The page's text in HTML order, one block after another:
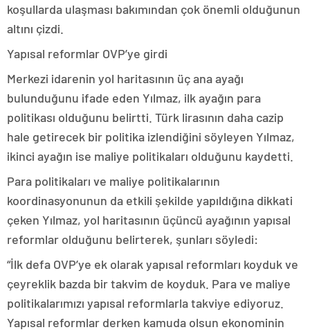
koşullarda ulaşması bakımından çok önemli olduğunun
altını çizdi.
Yapısal reformlar OVP’ye girdi
Merkezi idarenin yol haritasının üç ana ayağı
bulunduğunu ifade eden Yılmaz, ilk ayağın para
politikası olduğunu belirtti. Türk lirasının daha cazip
hale getirecek bir politika izlendiğini söyleyen Yılmaz,
ikinci ayağın ise maliye politikaları olduğunu kaydetti.
Para politikaları ve maliye politikalarının
koordinasyonunun da etkili şekilde yapıldığına dikkati
çeken Yılmaz, yol haritasının üçüncü ayağının yapısal
reformlar olduğunu belirterek, şunları söyledi:
“İlk defa OVP’ye ek olarak yapısal reformları koyduk ve
çeyreklik bazda bir takvim de koyduk. Para ve maliye
politikalarımızı yapısal reformlarla takviye ediyoruz.
Yapısal reformlar derken kamuda olsun ekonominin